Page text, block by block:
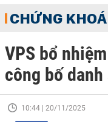
CHỨNG
VPS bổ
công bố
10:44 | 20/11/2025